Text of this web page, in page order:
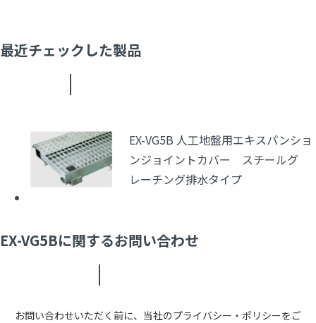
最近チェックした製品
EX-VG5B 人工地盤用エキスパンショ
ンジョイントカバー スチールグ
レーチング排水タイプ
EX-VG5Bに関するお問い合わせ
お問い合わせいただく前に、当社のプライバシー・ポリシーをご